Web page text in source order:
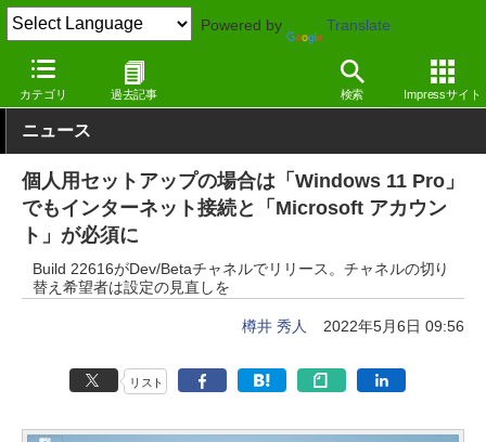
Powered by Translate
カテゴリ 過去記事 検索 Impressサイト
窓の杜 システム・ファイル Windows
ニュース
個人用セットアップの場合は「Windows 11 Pro」
でもインターネット接続と「Microsoft アカウン
ト」が必須に
Build 22616がDev/Betaチャネルでリリース。チャネルの切り
替え希望者は設定の見直しを
樽井 秀人 2022年5月6日 09:56
リスト